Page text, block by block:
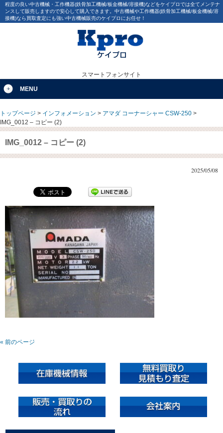
程度の良い中古機械・工作機器(鉄骨加工機械/板金機械/溶接機)などをケイプロでは全てメンテナ
ンスして販売しますので安心して購入できます。中古機械や工作機器(鉄骨加工機械/板金機械/溶
接機)なら買取査定にも強い中古機械販売のケイプロにお任せ！
スマートフォンサイト
MENU
トップページ > インフォメーション > アマダ コーナーシャー CSW-250 >
IMG_0012 – コピー (2)
IMG_0012 – コピー (2)
2025/05/08
« 前のページ